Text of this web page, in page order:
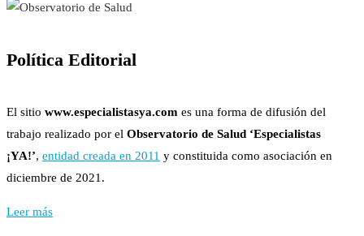
Política Editorial
El sitio www.especialistasya.com es una forma de difusión del
trabajo realizado por el Observatorio de Salud ‘Especialistas
¡YA!’, entidad creada en 2011 y constituida como asociación en
diciembre de 2021.
Leer más